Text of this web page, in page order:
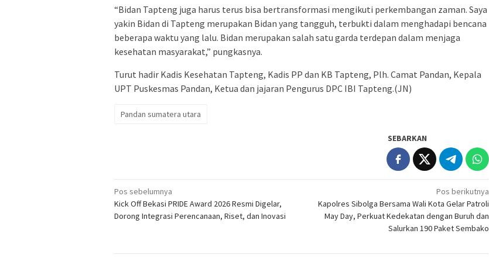
“Bidan Tapteng juga harus terus bisa bertransformasi mengikuti perkembangan zaman. Saya
yakin Bidan di Tapteng merupakan Bidan yang tangguh, terbukti dalam menghadapi bencana
beberapa waktu yang lalu. Bidan merupakan salah satu garda terdepan dalam menjaga
kesehatan masyarakat,” pungkasnya.
Turut hadir Kadis Kesehatan Tapteng, Kadis PP dan KB Tapteng, Plh. Camat Pandan, Kepala
UPT Puskesmas Pandan, Ketua dan jajaran Pengurus DPC IBI Tapteng.(JN)
Pandan sumatera utara
SEBARKAN
Navigasi
pos
Pos sebelumnya
Kick Off Bekasi PRIDE Award 2026 Resmi Digelar,
Dorong Integrasi Perencanaan, Riset, dan Inovasi
Pos berikutnya
Kapolres Sibolga Bersama Wali Kota Gelar Patroli
May Day, Perkuat Kedekatan dengan Buruh dan
Salurkan 190 Paket Sembako